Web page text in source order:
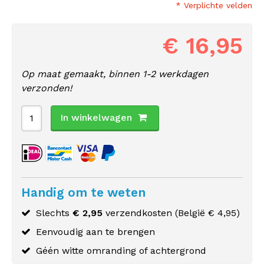
* Verplichte velden
€ 16,95
Op maat gemaakt, binnen 1-2 werkdagen
verzonden!
In winkelwagen
Handig om te weten
Slechts € 2,95 verzendkosten (België € 4,95)
Eenvoudig aan te brengen
Géén witte omranding of achtergrond